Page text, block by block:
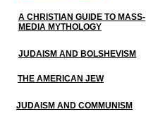
A CHRISTIAN GUIDE TO MASS-
MEDIA MYTHOLOGY
JUDAISM AND BOLSHEVISM
THE AMERICAN JEW
JUDAISM AND COMMUNISM